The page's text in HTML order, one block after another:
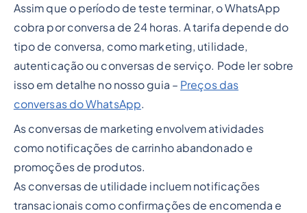
Assim que o período de teste terminar, o WhatsApp
cobra por conversa de 24 horas. A tarifa depende do
tipo de conversa, como marketing, utilidade,
autenticação ou conversas de serviço. Pode ler sobre
isso em detalhe no nosso guia – Preços das
conversas do WhatsApp.
As conversas de marketing envolvem atividades
como notificações de carrinho abandonado e
promoções de produtos.
As conversas de utilidade incluem notificações
transacionais como confirmações de encomenda e